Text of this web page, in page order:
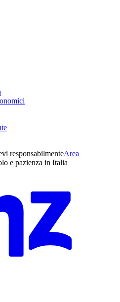
responsabilmenteArea
e pazienza in Italia